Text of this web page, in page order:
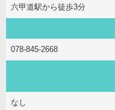
六甲道駅から徒歩3分
078-845-2668
なし